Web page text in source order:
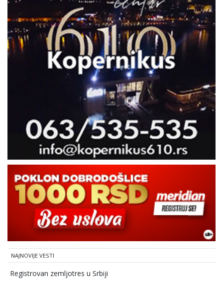
NAJNOVIJE VESTI
Registrovan zemljotres u Srbiji